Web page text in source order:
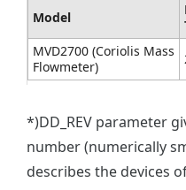
Model
MVD2700 (Coriolis Mass
Flowmeter)
*)DD_REV parameter
number (numerically
describes the devices